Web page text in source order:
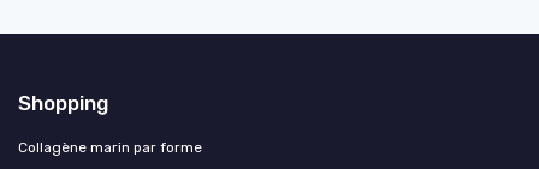
Shopping
Collagène marin par forme